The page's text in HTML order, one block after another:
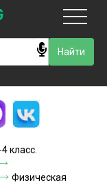
класс.
Физическая